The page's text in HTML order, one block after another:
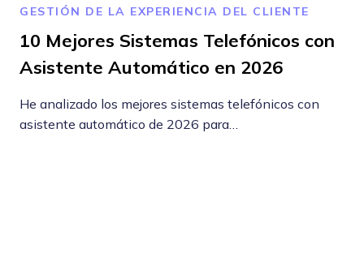
GESTIÓN DE LA EXPERIENCIA DEL CLIENTE
10 Mejores Sistemas Telefónicos con
Asistente Automático en 2026
He analizado los mejores sistemas telefónicos con
asistente automático de 2026 para…